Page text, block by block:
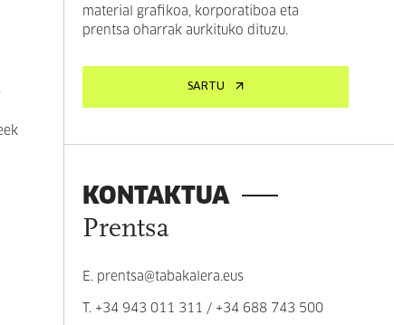
material grafikoa, korporatiboa eta
prentsa oharrak aurkituko dituzu.
SARTU
KONTAKTUA
Prentsa
E. prentsa@tabakalera.eus
T. +34 943 011 311 / +34 688 743 500